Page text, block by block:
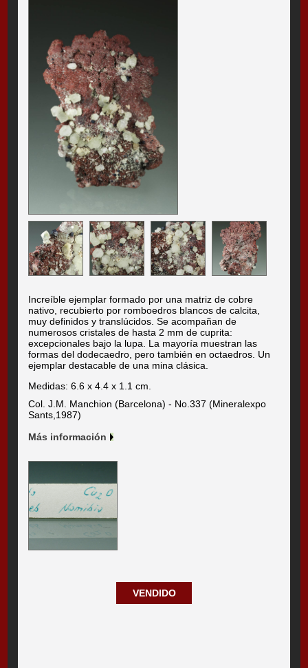
Increíble ejemplar formado por una matriz de cobre
nativo, recubierto por romboedros blancos de calcita,
muy definidos y translúcidos. Se acompañan de
numerosos cristales de hasta 2 mm de cuprita:
excepcionales bajo la lupa. La mayoría muestran las
formas del dodecaedro, pero también en octaedros. Un
ejemplar destacable de una mina clásica.
Medidas: 6.6 x 4.4 x 1.1 cm.
Col. J.M. Manchion (Barcelona) - No.337 (Mineralexpo
Sants,1987)
Más información
VENDIDO